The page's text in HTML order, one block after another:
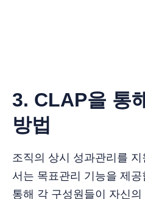
3. CLAP을 통
방법
조직의 상시 성과관리를
서는 목표관리 기능을 제
통해 각 구성원들이 자신